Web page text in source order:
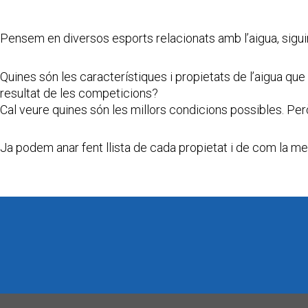
Pensem en diversos esports relacionats amb l’aigua,
Quines són les característiques i propietats de l’aigua
resultat de les competicions?
Cal veure quines són les millors condicions possibles.
Ja podem anar fent llista de cada propietat i de com la